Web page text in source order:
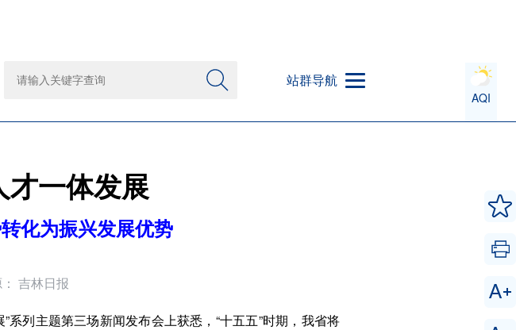
站群导航
AQI
一体发展
化为振兴发展优势
吉林日报
系列主题第三场新闻发布会上获悉，“十五五”时期，我省将